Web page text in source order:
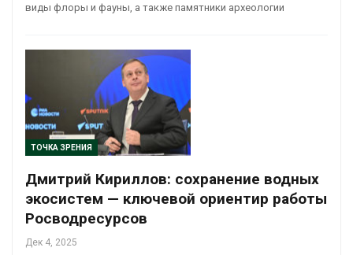
виды флоры и фауны, а также памятники археологии
ТОЧКА ЗРЕНИЯ
Дмитрий Кириллов: сохранение водных
экосистем — ключевой ориентир работы
Росводресурсов
Дек 4, 2025